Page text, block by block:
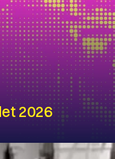
2026